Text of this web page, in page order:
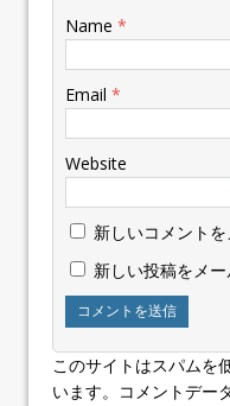
Name *
Email *
Website
新しいコメント
新しい投稿をメ
このサイトはスパムを
います。 コメントデー